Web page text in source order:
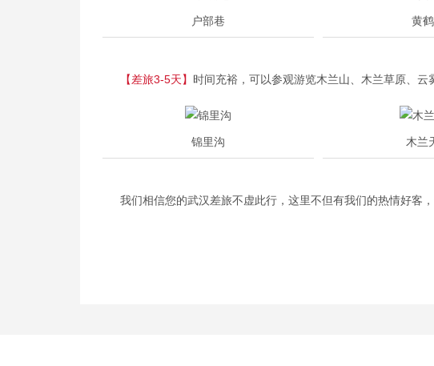
户部巷 黄
【差旅3-5天】 时间充裕，可以参观游览木兰山、木兰草原、
锦里沟 木兰
我们相信您的武汉差旅不虚此行，这里不但有我们的热情好客